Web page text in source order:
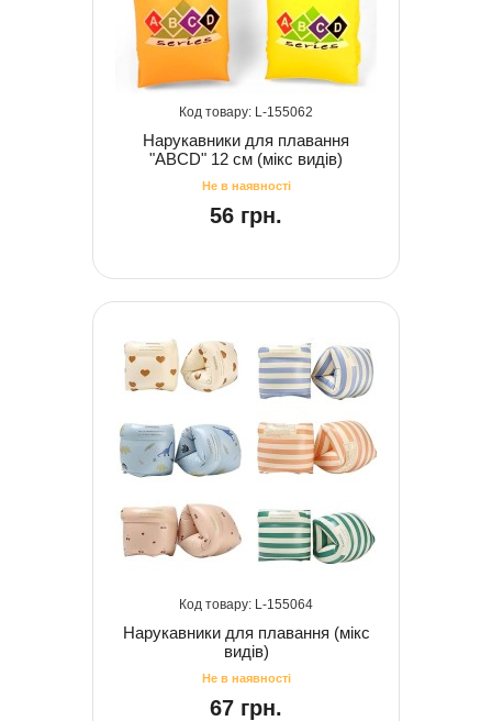
155062
Нарукавники для плавання
"ABCD" 12 см (мікс видів)
56 грн.
155064
Нарукавники для плавання (мікс
видів)
67 грн.